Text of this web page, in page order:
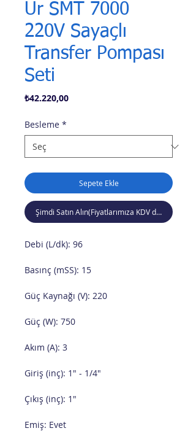
Ur SMT 7000
220V Sayaçlı
Transfer Pompası
Seti
₺42.220,00Fiyat
Besleme *
Sepete Ekle
Şimdi Satın Alın(Fiyatlarımıza KDV dahil değildir)
Debi (L/dk): 96
Basınç (mSS): 15
Güç Kaynağı (V): 220
Güç (W): 750
Akım (A): 3
Giriş (inç): 1" - 1/4"
Çıkış (inç): 1"
Emiş: Evet